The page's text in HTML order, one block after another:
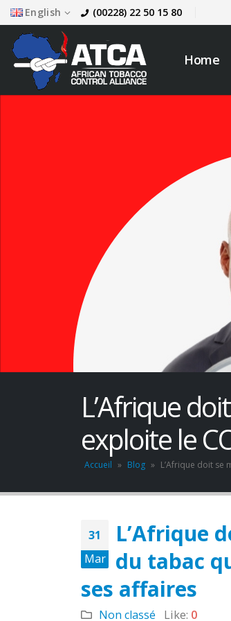
English (00228) 22 50 15 80
Home
L’Afrique
exploite le
Accueil » Blog » L’Afrique doit se
31
Mar
L’Afrique
du tabac
ses affaires
Non classé Like: 0
JOB VACANCY
ANNOUNCEMENT
May 6, 2026
Zambia’s Adoption of